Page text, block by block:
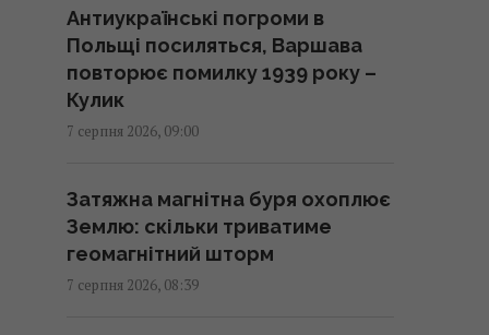
Пенсія без стажу: скільки
отримає пенсіонер, який ніколи
не працював
09:30 п'ятниця, 07 серпня 2026
здійснять усі свої мрії, але за
однієї умови
09:25 п'ятниця, 07 серпня 2026
Антиукраїнські погроми в
Польщі посиляться, Варшава
повторює помилку 1939 року –
Кулик
7 серпня 2026, 09:00
Затяжна магнітна буря охоплює
Землю: скільки триватиме
геомагнітний шторм
7 серпня 2026, 08:39